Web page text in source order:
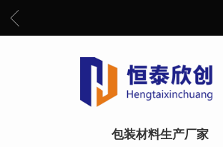
包装材料生产厂家